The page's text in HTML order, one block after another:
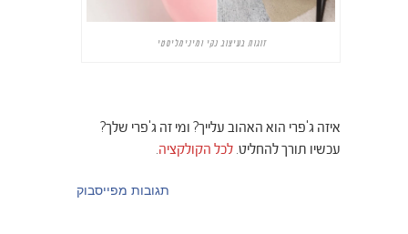
זוגות בעיצוב נקי ומינימליסטי
איזה ג'פרי הוא האהוב עלייך? ומי זה ג'פרי שלך?
עכשיו תורך להחליט. לכל הקולקציה
תגובות מפייסבוק